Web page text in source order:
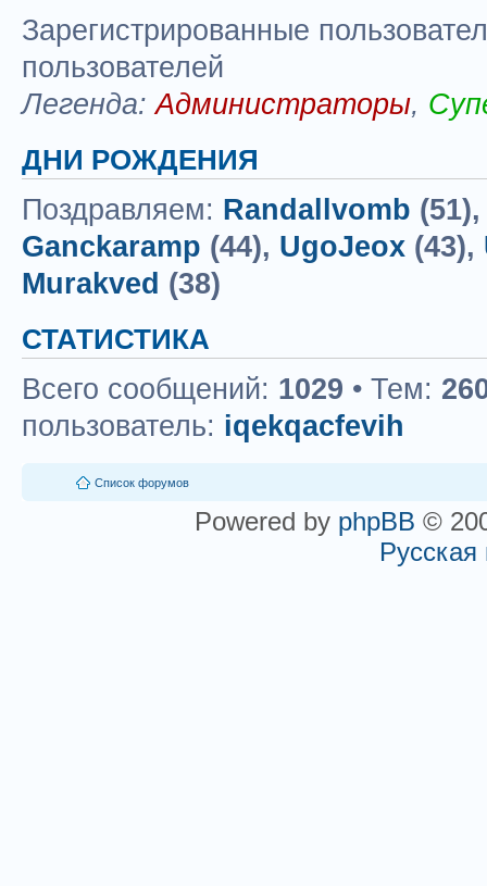
Зарегистрированные
пользователей
Легенда:Администраторы,
ДНИ РОЖДЕНИЯ
Поздравляем: Randallvomb
Ganckaramp (44), UgoJeox (43),
Murakved (38)
СТАТИСТИКА
Всего сообщений: 1029 • Тем:
пользователь: iqekqacfevih
Список форумов
Powered by phpBB ©